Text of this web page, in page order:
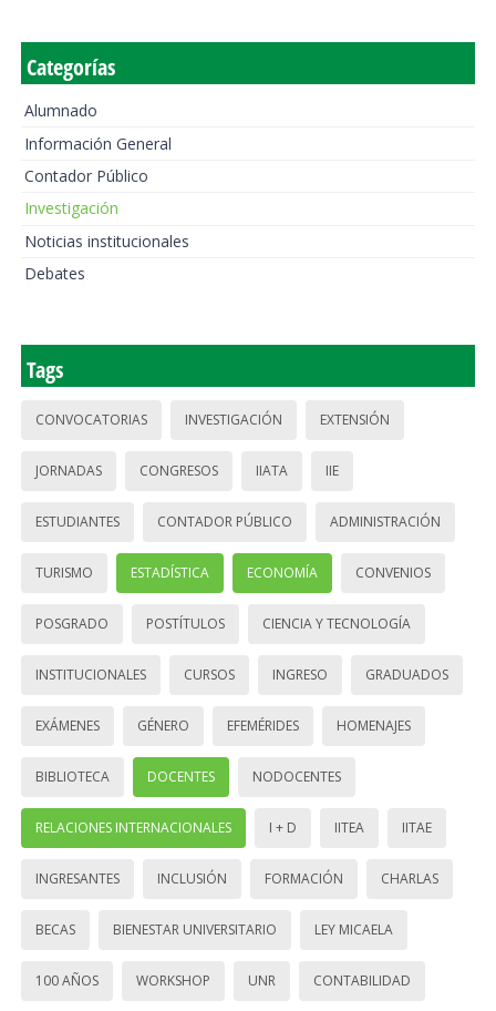
Categorías
Alumnado
Información General
Contador Público
Investigación
Noticias institucionales
Debates
Tags
CONVOCATORIAS INVESTIGACIÓN EXTENSIÓN
JORNADAS CONGRESOS IIATA IIE
ESTUDIANTES CONTADOR PÚBLICO ADMINISTRACIÓN
TURISMO ESTADÍSTICA ECONOMÍA CONVENIOS
POSGRADO POSTÍTULOS CIENCIA Y TECNOLOGÍA
INSTITUCIONALES CURSOS INGRESO GRADUADOS
EXÁMENES GÉNERO EFEMÉRIDES HOMENAJES
BIBLIOTECA DOCENTES NODOCENTES
RELACIONES INTERNACIONALES I + D IITEA IITAE
INGRESANTES INCLUSIÓN FORMACIÓN CHARLAS
BECAS BIENESTAR UNIVERSITARIO LEY MICAELA
100 AÑOS WORKSHOP UNR CONTABILIDAD